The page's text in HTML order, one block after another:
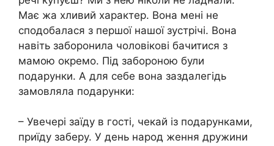
Має жа хливий характер. Вона мені не
сподобалася з першої нашої зустрічі. Вона
навіть заборонила чоловікові бачитися з
мамою окремо. Під забороною були
подарунки. А для себе вона заздалегідь
замовляла подарунки:
– Увечері заїду в гості, чекай із подарунками,
приїду заберу. У день народ ження дружини